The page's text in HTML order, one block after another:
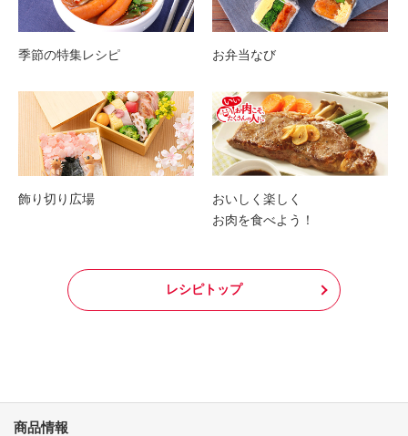
季節の特集レシピ お弁当なび
飾り切り広場
おいしく楽しく
お肉を食べよう！
レシピトップ
商品情報